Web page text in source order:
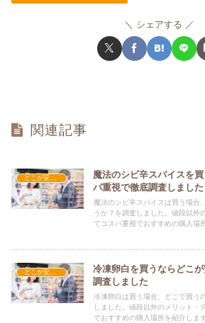
シェアする
関連記事
どこが安い？-食品・食材
魔法のシビ辛スパイスを
パ重視で徹底調査しました
魔法のシビ辛スパイスは買う場合
うか？を調査しました。値段以外
てコスパ重視でおすすめの購入場
どこが安い？-食品・食材
冷凍卵白を買うならどこ
調査しました
冷凍卵白は買う場合、どこで買う
しました。値段以外のメリット・
でおすすめの購入場所を紹介します